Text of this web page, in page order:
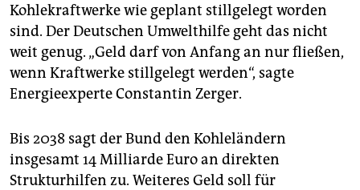
Kohlekraftwerke wie geplant stillgelegt worden
sind. Der Deutschen Umwelthilfe geht das nicht
weit genug. „Geld darf von Anfang an nur fließen,
wenn Kraftwerke stillgelegt werden“, sagte
Energieexperte Constantin Zerger.
Bis 2038 sagt der Bund den Kohleländern
insgesamt 14 Milliarde Euro an direkten
Strukturhilfen zu. Weiteres Geld soll für